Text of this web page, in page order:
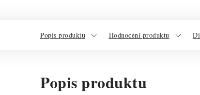
Popis produktu Hodnocení produktu
Popis produktu